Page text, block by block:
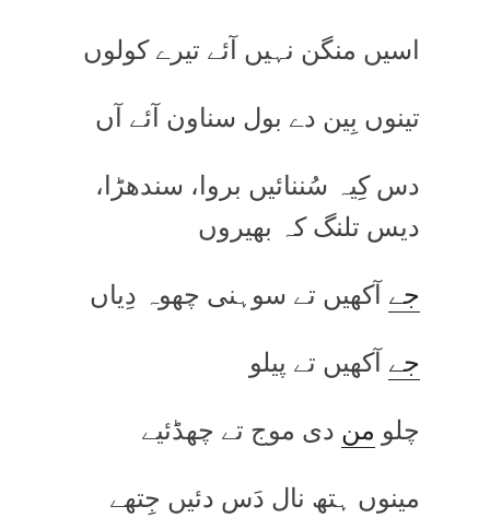
اسیں منگن نہیں آئے تیرے کولوں
تینوں بِین دے بول سناون آئے آں
دس کِیہ سُننائیں بروا، سندھڑا،
دیس تلنگ کہ بھیروں
جےآکھیں تے سوہنی چھوہ دِیاں
جےآکھیں تے پیلو
چلو من دی موج تے چھڈئیے
مینوں ہتھ نال دَس دئیں جِتھے